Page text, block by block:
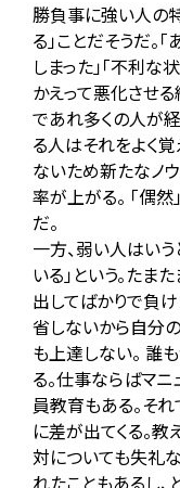
勝負事に強い人の
る」ことだそうだ。
しまった」「不利な
かえって悪化させ
であれ多くの人が
る人はそれをよく覚
ないため新たなノ
率が上がる。 「偶
だ。
一方、弱い人はいう
いる」という。たま
出してばかりで負
省しないから自分
も上達しない。 誰
る。仕事ならばマ
員教育もある。そ
に差が出てくる。
対についても失礼
れたこともあるし